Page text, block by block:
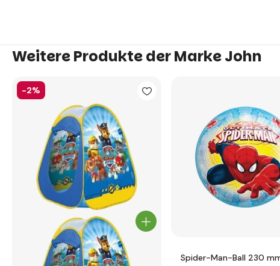
Weitere Produkte der Marke John
-2%
Spider-Man-Ball 230